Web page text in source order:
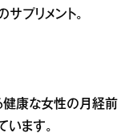
プリメント。
健康な女性の月経前
ます。